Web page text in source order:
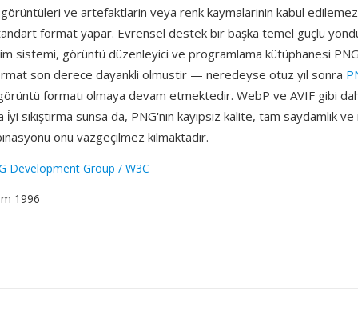
ve artefaktlarin veya renk kaymalarinin kabul
format yapar. Evrensel destek bir başka temel güçlü
sistemi, görüntü düzenleyici ve programlama kütüphanesi
son derece dayankli olmustir — neredeyse otuz yıl sonra
formatı olmaya devam etmektedir. WebP ve AVIF gibi
sıkıştırma sunsa da, PNG'nın kayıpsız kalite, tam saydamlık
onu vazgeçilmez kilmaktadir.
Development Group / W3C
1996